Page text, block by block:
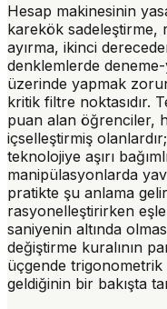
Hesap makinesinin
karekök sadeleştirme,
ayırma, ikinci
denklemlerde deneme-
üzerinde yapmak
kritik filtre noktasıdır.
puan alan öğrenciler,
içselleştirmiş
teknolojiye aşırı
manipülasyonlarda
pratikte şu anlama
rasyonelleştirirken
saniyenin altında
değiştirme kuralının
üçgende trigonometrik
geldiğinin bir bakışta